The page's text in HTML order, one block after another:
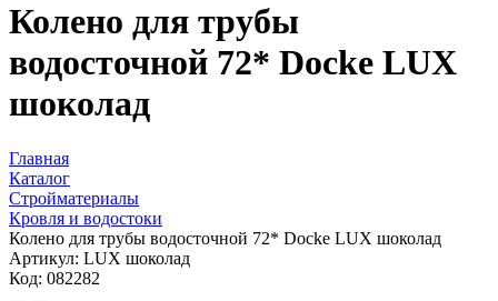
Колено для трубы
водосточной 72* Docke LUX
шоколад
Главная
Каталог
Стройматериалы
Кровля и водостоки
Колено для трубы водосточной 72* Docke LUX шоколад
Артикул: LUX шоколад
Код: 082282